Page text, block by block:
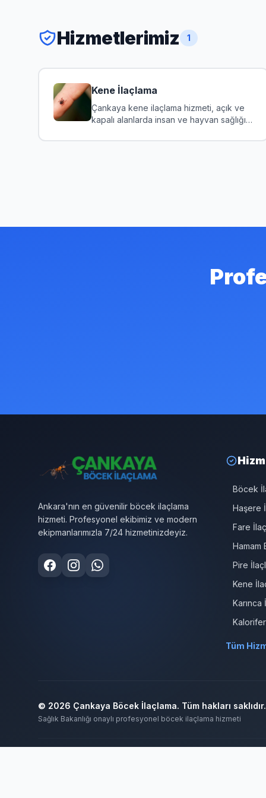
Hizmetlerimiz 1
Kene İlaçlama
Çankaya kene ilaçlama hizmeti, açık ve
kapalı alanlarda insan ve hayvan sağlığını
Ankara'nın en güvenilir böcek ilaçlama
hizmeti. Profesyonel ekibimiz ve modern
ekipmanlarımızla 7/24 hizmetinizdeyiz.
Böcek
Haşere
Fare
Hamam
Pire
Kene
Karınca
Tüm
© 2026 Çankaya Böcek İlaçlama. Tüm hakları saklıdır.
Sağlık Bakanlığı onaylı profesyonel böcek ilaçlama hizmeti